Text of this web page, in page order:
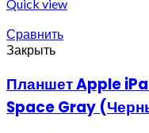
Quick view
Сравнить
Закрыть
Планшет Apple
Space Gray